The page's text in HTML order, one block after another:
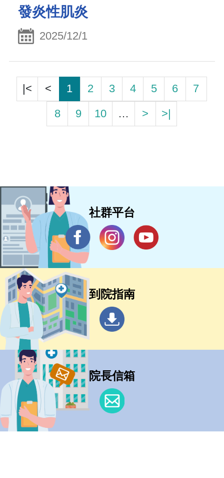
發炎性肌炎
2025/12/1
|< < 1 2 3 4 5 6
7
8
9 10 … > >|
社群平台
到院指南
院長信箱